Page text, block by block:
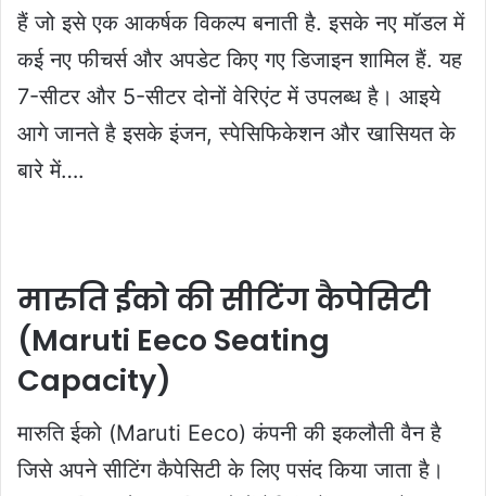
हैं जो इसे एक आकर्षक विकल्प बनाती है. इसके नए मॉडल में
कई नए फीचर्स और अपडेट किए गए डिजाइन शामिल हैं. यह
7-सीटर और 5-सीटर दोनों वेरिएंट में उपलब्ध है। आइये
आगे जानते है इसके इंजन, स्पेसिफिकेशन और खासियत के
बारे में….
मारुति ईको की सीटिंग कैपेसिटी
(Maruti Eeco Seating
Capacity)
मारुति ईको (Maruti Eeco) कंपनी की इकलौती वैन है
जिसे अपने सीटिंग कैपेसिटी के लिए पसंद किया जाता है।